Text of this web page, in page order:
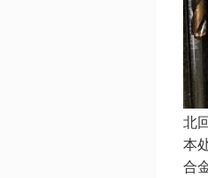
北
本
合